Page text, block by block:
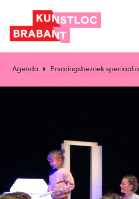
Agenda Ervaringsbezoek speciaal